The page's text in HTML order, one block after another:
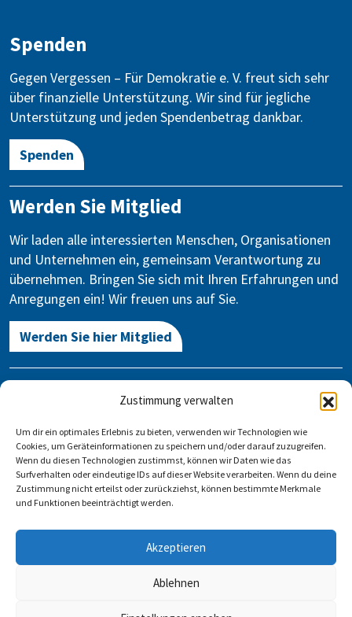
Zustimmung verwalten
Um dir ein optimales Erlebnis zu bieten, verwenden wir Technologien wie
Cookies, um Geräteinformationen zu speichern und/oder darauf zuzugreifen.
Wenn du diesen Technologien zustimmst, können wir Daten wie das
Surfverhalten oder eindeutige IDs auf dieser Website verarbeiten. Wenn du deine
Zustimmung nicht erteilst oder zurückziehst, können bestimmte Merkmale
und Funktionen beeinträchtigt werden.
Akzeptieren
Ablehnen
Spenden
Gegen Vergessen – Für Demokratie e. V. freut sich sehr
über finanzielle Unterstützung. Wir sind für jegliche
Unterstützung und jeden Spendenbetrag dankbar.
Spenden
Werden Sie Mitglied
Wir laden alle interessierten Menschen, Organisationen
und Unternehmen ein, gemeinsam Verantwortung zu
übernehmen. Bringen Sie sich mit Ihren Erfahrungen und
Anregungen ein! Wir freuen uns auf Sie.
Werden Sie hier Mitglied
Kontakt
Stauffenbergstraße 13-14
10785 Berlin
info@gegen-vergessen.de
Kontakt